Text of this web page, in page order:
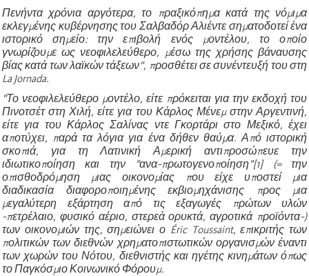
Πενήντα χρόνια αργότερα, το πραξικόπημα κατά της νόμιμα
εκλεγμένης κυβέρνησης του Σαλβαδόρ Αλιέντε σηματοδοτεί ένα
ιστορικό σημείο: την επιβολή ενός μοντέλου, το οποίο
γνωρίζουμε ως νεοφιλελεύθερο, μέσω της χρήσης βάναυσης
βίας κατά των λαϊκών τάξεων", προσθέτει σε συνέντευξή του στη
La Jornada.
"Το νεοφιλελεύθερο μοντέλο, είτε πρόκειται για την εκδοχή του
Πινοτσέτ στη Χιλή, είτε για του Κάρλος Μένεμ στην Αργεντινή,
είτε για του Κάρλος Σαλίνας ντε Γκορτάρι στο Μεξικό, έχει
αποτύχει, παρά τα λόγια για ένα δήθεν θαύμα. Από ιστορική
σκοπιά, για τη Λατινική Αμερική αντιπροσώπευε την
ιδιωτικοποίηση και την "ανα-πρωτογενοποίηση"[1] (= την
οπισθοδρόμηση μιας οικονομίας που είχε υποστεί μια
διαδικασία διαφοροποιημένης εκβιομηχάνισης προς μια
μεγαλύτερη εξάρτηση από τις εξαγωγές πρώτων υλών
-πετρέλαιο, φυσικό αέριο, στερεά ορυκτά, αγροτικά προϊόντα-)
των οικονομιών της, σημειώνει ο Éric Toussaint, επικριτής των
πολιτικών των διεθνών χρηματοπιστωτικών οργανισμών έναντι
των χωρών του Νότου, διεθνιστής και ηγέτης κινημάτων όπως
το Παγκόσμιο Κοινωνικό Φόρουμ.